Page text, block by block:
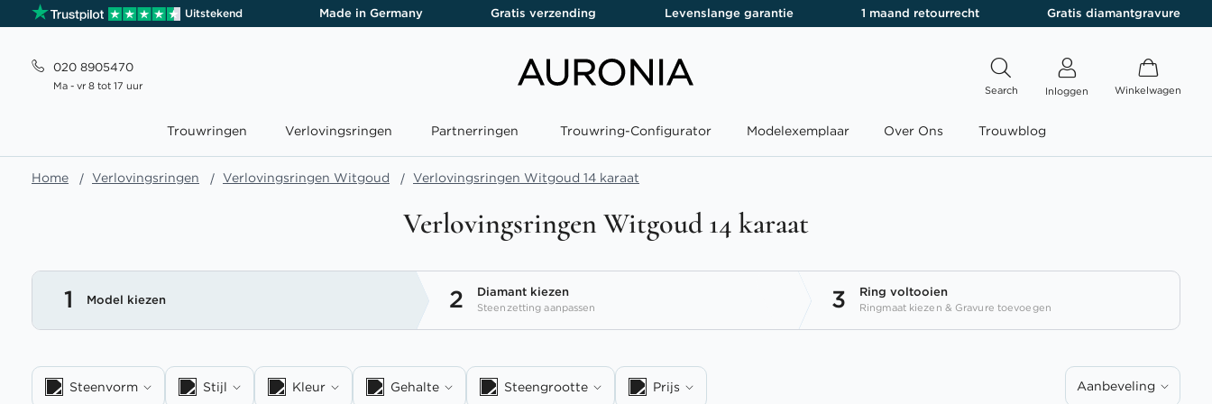
Uitstekend Made in Germany Gratis verzending Levenslange garantie 1 maand retourrecht Gratis diamantgravure
020 8905470
Ma - vr 8 tot 17 uur Search Inloggen Winkelwagen
Trouwringen Verlovingsringen Partnerringen Trouwring-Configurator Modelexemplaar Over Ons Trouwblog
Home Verlovingsringen Verlovingsringen Witgoud Verlovingsringen Witgoud 14 karaat
Verlovingsringen Witgoud 14 karaat
1 Model kiezen 2 Diamant kiezen
Steenzetting aanpassen 3 Ring voltooien
Ringmaat kiezen & Gravure toevoegen
Steenvorm Stijl Kleur Gehalte Steengrootte Prijs Aanbeveling